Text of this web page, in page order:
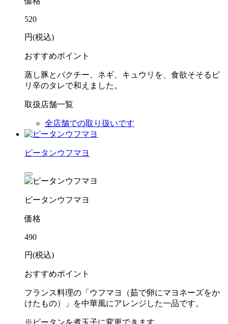
520
円(税込)
おすすめポイント
蒸し豚とパクチー、ネギ、キュウリを、食欲そそるピ
リ辛のタレで和えました。
取扱店舗一覧
全店舗での取り扱いです
ピータンウフマヨ
ピータンウフマヨ
価格
490
円(税込)
おすすめポイント
フランス料理の「ウフマヨ（茹で卵にマヨネーズをか
けたもの）」を中華風にアレンジした一品です。